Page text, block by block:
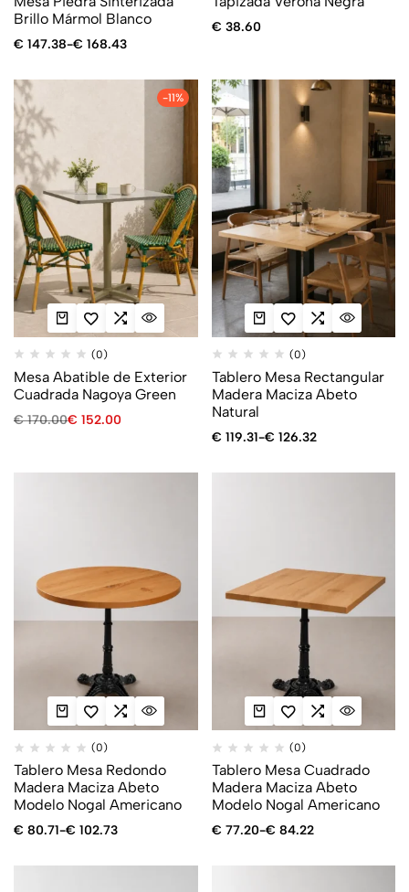
Brillo Mármol Blanco
€ 147.38-€ 168.43
€ 38.60
-11%
(0)
Mesa Abatible de Exterior
Cuadrada Nagoya Green
€170.00€ 152.00
(0)
Tablero Mesa Rectangular
Madera Maciza Abeto
Natural
€ 119.31-€ 126.32
(0)
Tablero Mesa Redondo
Madera Maciza Abeto
Modelo Nogal Americano
€ 80.71-€ 102.73
(0)
Tablero Mesa Cuadrado
Madera Maciza Abeto
Modelo Nogal Americano
€ 77.20-€ 84.22